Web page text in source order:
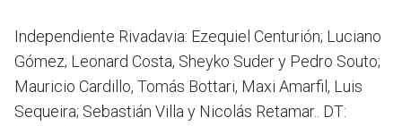
Independiente Rivadavia: Ezequiel Centurión; Luciano
Gómez; Leonard Costa, Sheyko Suder y Pedro Souto;
Mauricio Cardillo, Tomás Bottari, Maxi Amarfil, Luis
Sequeira; Sebastián Villa y Nicolás Retamar.. DT: